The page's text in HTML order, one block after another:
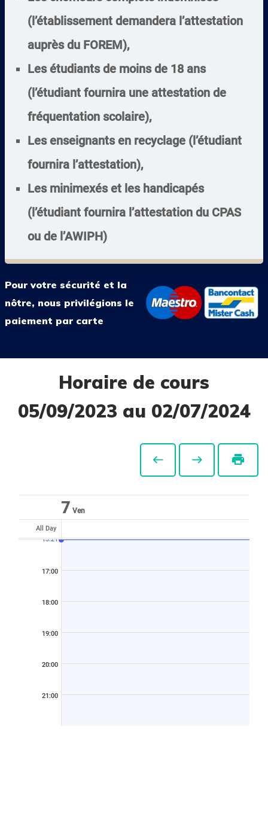
(l’établissement demandera l’attestation
auprès du FOREM),
Les étudiants de moins de 18 ans
(l’étudiant fournira une attestation de
fréquentation scolaire),
Les enseignants en recyclage (l’étudiant
fournira l’attestation),
Les minimexés et les handicapés
(l’étudiant fournira l’attestation du CPAS
ou de l’AWIPH)
Pour votre sécurité et la
nôtre, nous privilégions le
paiement par carte
Horaire de cours
05/09/2023 au 02/07/2024
print
7 Ven
All Day
17:00
18:00
19:00
20:00
21:00
13:21